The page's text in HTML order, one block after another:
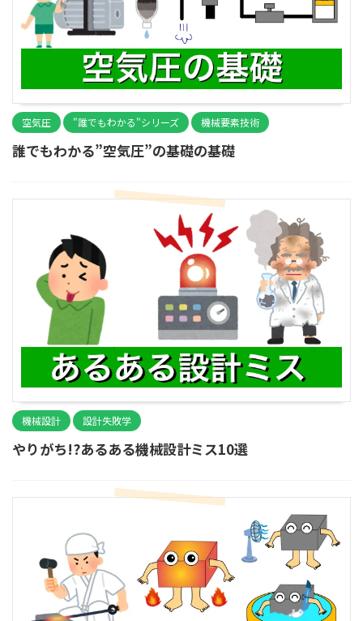
空気圧 "誰でもわかる"シリーズ 機械要素技術
誰でもわかる”空気圧”の基礎の基礎
機械設計 設計失敗学
やりがち!?あるある機械設計ミス10選